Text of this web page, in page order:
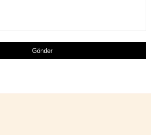
Gönder